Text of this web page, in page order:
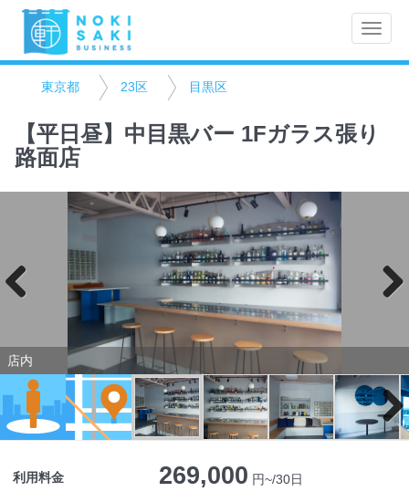
Toggle
東京都 23区 目黒区
【平日昼】中目黒バー 1Fガラス張り
路面店
店内
Next
利用料金 269,000 円~/30日